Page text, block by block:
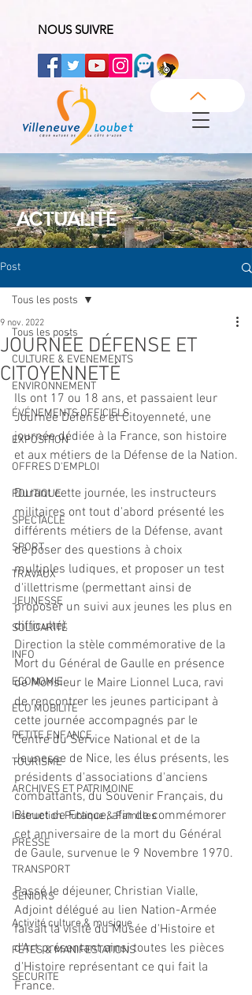
NOUS SUIVRE
ACTUALITÉ
Post
Tous les posts
CULTURE & EVENEMENTS
ENVIRONNEMENT
ÉVÉNEMENTS OFFICIELS
EXPOSITION
OFFRES D'EMPLOI
POLITIQUE
SPECTACLE
SPORT
TRAVAUX
JEUNESSE
SOLIDARITÉ
INFO
ECONOMIE
ECO MOBILITE
PETITE ENFANCE
TOURISME
ARCHIVES ET PATRIMOINE
Instruction Publique & Familles
PRESSE
TRANSPORT
SENIORS
Activité culture & musique
FETES & MANIFESTATIONS
SECURITE
Tous les posts
JOURNÉE DÉFENSE ET
CITOYENNETÉ
9 nov. 2022
Ils ont 17 ou 18 ans, et passaient leur
Journée Défense et Citoyenneté, une
journée dédiée à la France, son histoire
et aux métiers de la Défense de la Nation.
Durant cette journée, les instructeurs
militaires ont tout d'abord présenté les
différents métiers de la Défense, avant
de poser des questions à choix
multiples ludiques, et proposer un test
d'illettrisme (permettant ainsi de
proposer un suivi aux jeunes les plus en
difficulté).
Direction la stèle commémorative de la
Mort du Général de Gaulle en présence
de Monsieur le Maire Lionnel Luca, ravi
de rencontrer les jeunes participant à
cette journée accompagnés par le
Centre du Service National et de la
Jeunesse de Nice, les élus présents, les
présidents d'associations d'anciens
combattants, du Souvenir Français, du
Bleuet de France, afin de commémorer
cet anniversaire de la mort du Général
de Gaule, survenue le 9 Novembre 1970.
Passé le déjeuner, Christian Vialle,
Adjoint délégué au lien Nation-Armée
faisait la visite du Musée d'Histoire et
d'Art présentant ainsi toutes les pièces
d'Histoire représentant ce qui fait la
France.